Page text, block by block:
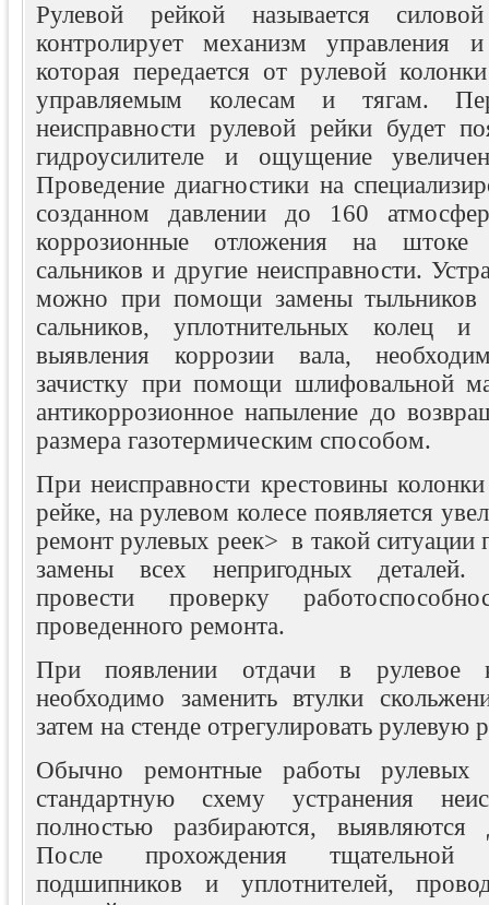
Рулевой рейкой называется
контролирует механизм управления
которая передается от рулевой
управляемым колесам и тягам.
неисправности рулевой рейки будет
гидроусилителе и ощущение
Проведение диагностики на
созданном давлении до 160
коррозионные отложения на штоке
сальников и другие неисправности.
можно при помощи замены тыльников
сальников, уплотнительных колец
выявления коррозии вала,
зачистку при помощи шлифовальной
антикоррозионное напыление до
размера газотермическим способом.
При неисправности крестовины
рейке, на рулевом колесе появляется
ремонт рулевых реек> в такой ситуации
замены всех непригодных деталей.
провести проверку
проведенного ремонта.
При появлении отдачи в рулевое
необходимо заменить втулки
затем на стенде отрегулировать рулевую
Обычно ремонтные работы рулевых
стандартную схему устранения
полностью разбираются, выявляются
После прохождения тщательной
подшипников и уплотнителей,